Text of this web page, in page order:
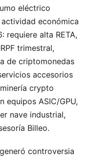
eléctrico
económica
requiere alta RETA,
trimestral,
de criptomonedas
accesorios
crypto
equipos ASIC/GPU,
nave industrial,
Billeo.
controversia